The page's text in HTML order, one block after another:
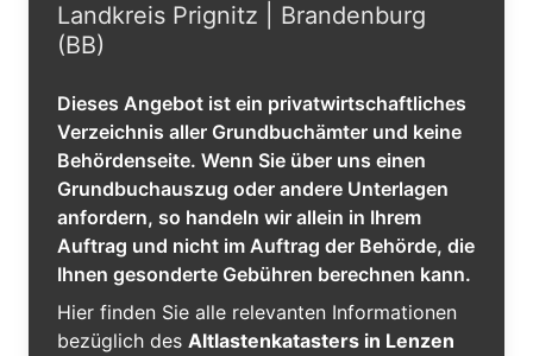
Landkreis Prignitz | Brandenburg
(BB)
Dieses Angebot ist ein privatwirtschaftliches
Verzeichnis aller Grundbuchämter und keine
Behördenseite. Wenn Sie über uns einen
Grundbuchauszug oder andere Unterlagen
anfordern, so handeln wir allein in Ihrem
Auftrag und nicht im Auftrag der Behörde, die
Ihnen gesonderte Gebühren berechnen kann.
Hier finden Sie alle relevanten Informationen
bezüglich des Altlastenkatasters in Lenzen